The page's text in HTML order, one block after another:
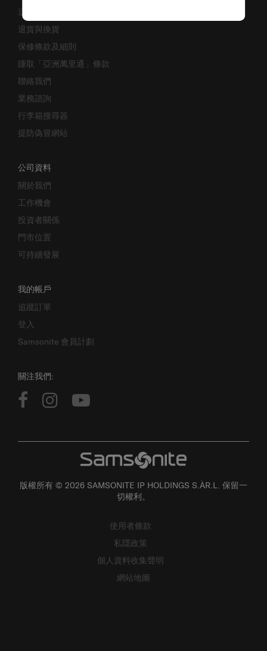
送貨安排
退貨與換貨
保修條款及細則
賺取「亞洲萬里通」條款
聯絡我們
業務諮詢
行李箱搜尋器
提防偽冒網站
公司資料
關於我們
工作機會
投資者關係
門市位置
可持續發展
我的帳戶
追蹤訂單
登入
Samsonite 會員計劃
關注我們:
版權所有 © 2026 SAMSONITE IP HOLDINGS S.ÀR.L. 保留一
切權利。
使用者條款
私隱政策
個人資料收集聲明
網站地圖